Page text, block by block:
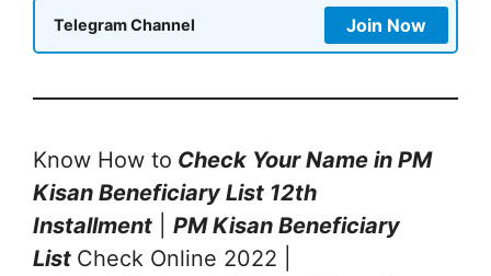
Telegram Channel Join Now
Know How to Check Your Name in PM
Kisan Beneficiary List 12th
Installment
PM Kisan Beneficiary
List Check Online 2022 |